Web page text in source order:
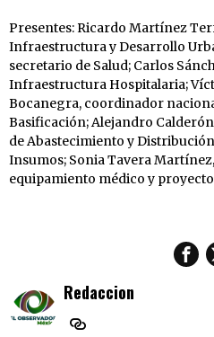
Presentes: Ricardo Martínez
Infraestructura y Desarrollo
secretario de Salud; Carlos
Infraestructura Hospitalaria;
Bocanegra, coordinador
Basificación; Alejandro
de Abastecimiento y
Insumos; Sonia Tavera
equipamiento médico y
Redaccion